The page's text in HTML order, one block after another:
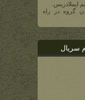
ایملادریس.
رسیدن گروه در راه
سریال